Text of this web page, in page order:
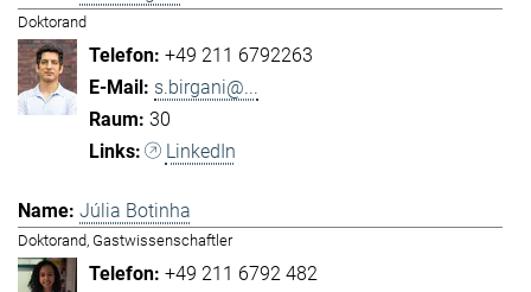
Doktorand
+49 211 6792263
s.birgani@...
30
LinkedIn
Júlia Botinha
Doktorand, Gastwissenschaftler
+49 211 6792 482